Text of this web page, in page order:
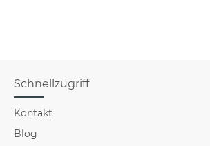
Schnellzugriff
Kontakt
Blog